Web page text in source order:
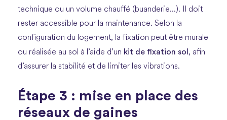
technique ou un volume chauffé (buanderie...). Il doit
rester accessible pour la maintenance. Selon la
configuration du logement, la fixation peut être murale
ou réalisée au sol à l’aide d’un kit de fixation sol , afin
d’assurer la stabilité et de limiter les vibrations.
Étape 3 : mise en place des
réseaux de gaines